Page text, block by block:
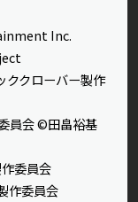
Inc.
クローバー製作
員会 ©田畠裕基
委員会
作委員会